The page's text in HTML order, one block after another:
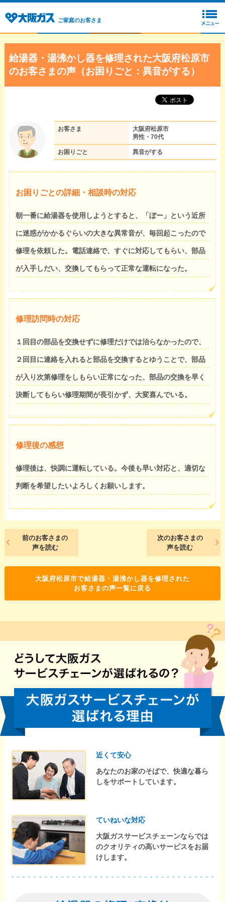
ご家庭のお客さま
給湯器・湯沸かし器を修理された大阪府松原市
のお客さまの声（お困りごと：異音がする）
お客さま
大阪府松原市
男性・70代
お困りごと 異音がする
お困りごとの詳細・相談時の対応
朝一番に給湯器を使用しようとすると、「ぼー」という近所
に迷惑がかかるぐらいの大きな異常音が、毎回起こったので
修理を依頼した。電話連絡で、すぐに対応してもらい、部品
が入手しだい、交換してもらって正常な運転になった。
修理訪問時の対応
１回目の部品を交換せずに修理だけでは治らなかったので、
２回目に連絡を入れると部品を交換するとゆうことで、部品
が入り次第修理をしもらい正常になった、部品の交換を早く
決断してもらい修理期間が長引かず、大変喜んでいる。
修理後の感想
修理後は、快調に運転している。今後も早い対応と、適切な
判断を希望したいよろしくお願いします。
前のお客さまの
声を読む
次のお客さまの
声を読む
大阪府松原市で給湯器・湯沸かし器を修理された
お客さまの声一覧に戻る
近くて安心
あなたのお家のそばで、快適な暮ら
しをサポートしています。
ていねいな対応
大阪ガスサービスチェーンならでは
のクオリティの高いサービスをお届
けします。